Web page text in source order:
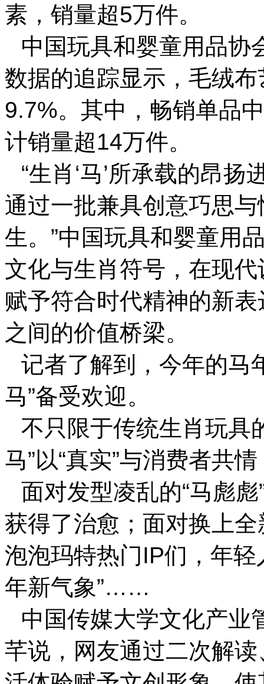
素，销量超5万件。
中国玩具和婴童用品协
数据的追踪显示，毛绒
9.7%。其中，畅销单品
计销量超14万件。
“生肖‘马’所承载的昂
通过一批兼具创意巧思
生。”中国玩具和婴童用
文化与生肖符号，在现
赋予符合时代精神的新
之间的价值桥梁。
记者了解到，今年的马
马”备受欢迎。
不只限于传统生肖玩具
马”以“真实”与消费者共
面对发型凌乱的“马彪
获得了治愈；面对换上
泡泡玛特热门IP们，年
年新气象”……
中国传媒大学文化产业
芊说，网友通过二次解